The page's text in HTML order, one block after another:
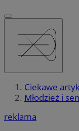
Ciekawe
Młodzież i
reklama